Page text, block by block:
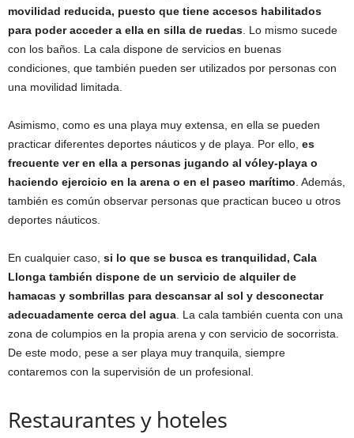
movilidad reducida, puesto que tiene accesos habilitados
para poder acceder a ella en silla de ruedas . Lo mismo sucede
con los baños. La cala dispone de servicios en buenas
condiciones, que también pueden ser utilizados por personas con
una movilidad limitada.
Asimismo, como es una playa muy extensa, en ella se pueden
practicar diferentes deportes náuticos y de playa. Por ello, es
frecuente ver en ella a personas jugando al vóley-playa o
haciendo ejercicio en la arena o en el paseo marítimo . Además,
también es común observar personas que practican buceo u otros
deportes náuticos.
En cualquier caso, si lo que se busca es tranquilidad, Cala
Llonga también dispone de un servicio de alquiler de
hamacas y sombrillas para descansar al sol y desconectar
adecuadamente cerca del agua . La cala también cuenta con una
zona de columpios en la propia arena y con servicio de socorrista.
De este modo, pese a ser playa muy tranquila, siempre
contaremos con la supervisión de un profesional.
Restaurantes y hoteles